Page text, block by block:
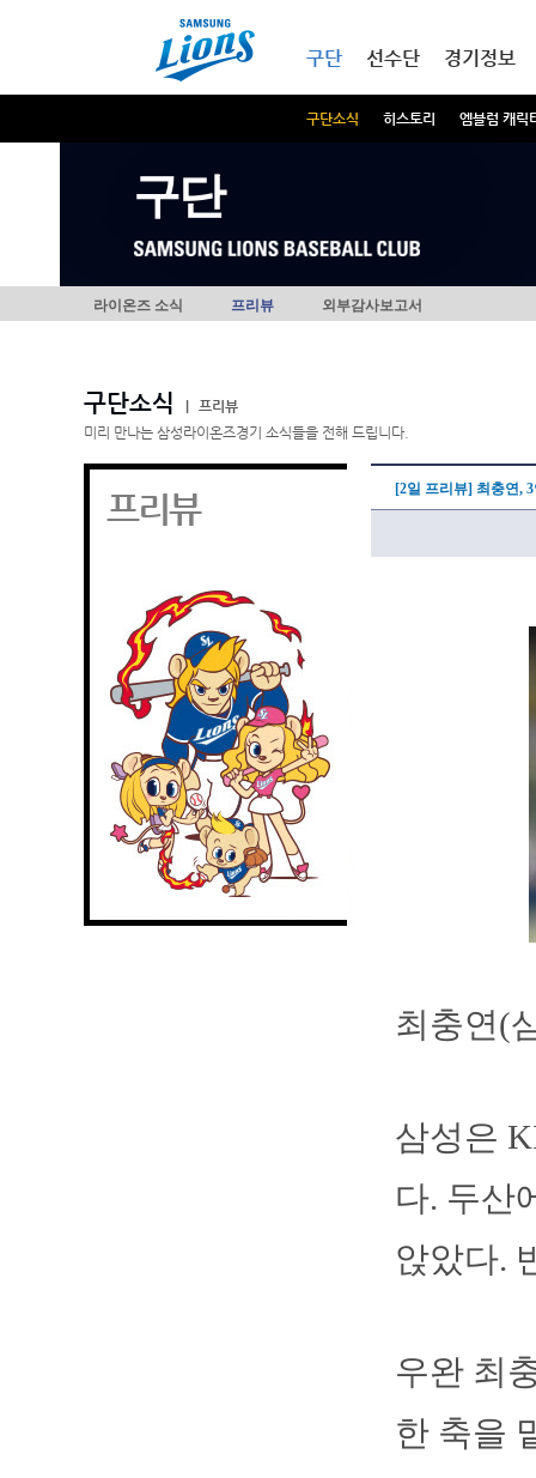
구단
구단소식 히스토리 엠블럼 캐릭
선수단 경기정보
구단
라이온즈 소식 프리뷰 외부감사보고서
구단소식
프리뷰
미리 만나는 삼성라이온즈경기 소식들을 전해 드립니다.
프리뷰 [2일 프리뷰] 최충연,
최충연(
삼성은
다. 두산
앉았다.
우완 최
한 축을